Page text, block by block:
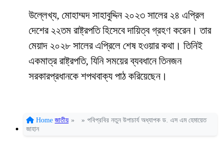
উল্লেখ্য, মোহাম্মদ সাহাবুদ্দিন ২০২৩ সালের ২৪ এপ্রিল
দেশের ২২তম রাষ্ট্রপতি হিসেবে দায়িত্ব গ্রহণ করেন। তার
মেয়াদ ২০২৮ সালের এপ্রিলে শেষ হওয়ার কথা। তিনিই
একমাত্র রাষ্ট্রপতি, যিনি সময়ের ব্যবধানে তিনজন
সরকারপ্রধানকে শপথবাক্য পাঠ করিয়েছেন।
Home জাতীয় » » পবিপ্রবির নতুন উপাচার্য অধ্যাপক ড. এস এম হেমায়েত
জাহান